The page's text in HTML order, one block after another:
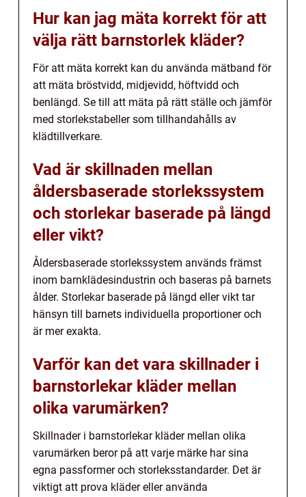
Hur kan jag mäta korrekt för att
välja rätt barnstorlek kläder?
För att mäta korrekt kan du använda mätband för
att mäta bröstvidd, midjevidd, höftvidd och
benlängd. Se till att mäta på rätt ställe och jämför
med storlekstabeller som tillhandahålls av
klädtillverkare.
Vad är skillnaden mellan
åldersbaserade storlekssystem
och storlekar baserade på längd
eller vikt?
Åldersbaserade storlekssystem används främst
inom barnklädesindustrin och baseras på barnets
ålder. Storlekar baserade på längd eller vikt tar
hänsyn till barnets individuella proportioner och
är mer exakta.
Varför kan det vara skillnader i
barnstorlekar kläder mellan
olika varumärken?
Skillnader i barnstorlekar kläder mellan olika
varumärken beror på att varje märke har sina
egna passformer och storleksstandarder. Det är
viktigt att prova kläder eller använda